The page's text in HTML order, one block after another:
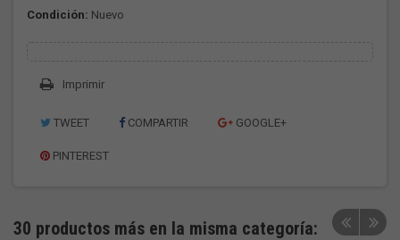
Condición: Nuevo
Imprimir
TWEET COMPARTIR GOOGLE+
PINTEREST
30 productos más en la misma categoría: